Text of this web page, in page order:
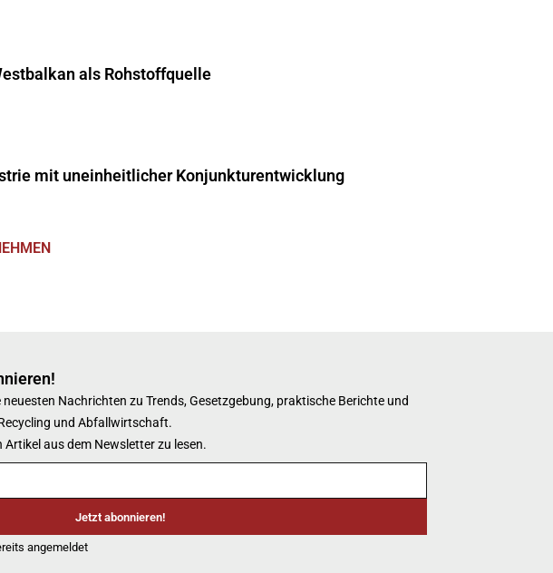
als Rohstoffquelle
mit uneinheitlicher Konjunkturentwicklung
neuesten Nachrichten zu Trends, Gesetzgebung, praktische Berichte und
und Abfallwirtschaft.
Artikel aus dem Newsletter zu lesen.
Jetzt abonnieren!
angemeldet